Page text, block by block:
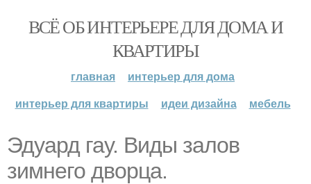
ВСЁ ОБ ИНТЕРЬЕРЕ ДЛЯ ДОМА И
КВАРТИРЫ
главная
интерьер для дома
интерьер для квартиры
идеи дизайна мебель
Эдуард гау. Виды залов
зимнего дворца.